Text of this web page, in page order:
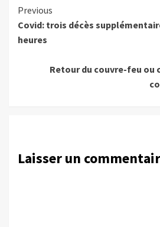
Continue
Reading
Previous
Covid: trois décès
heures
Retour du couvre-feu ou
Laisser un